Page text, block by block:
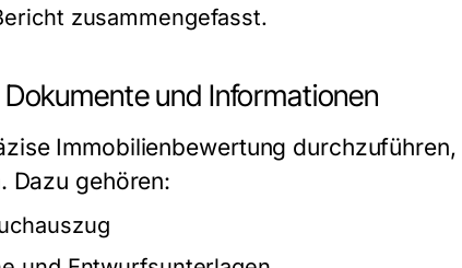
zusammengefasst.
und Informationen
Immobilienbewertung
Dazu gehören: